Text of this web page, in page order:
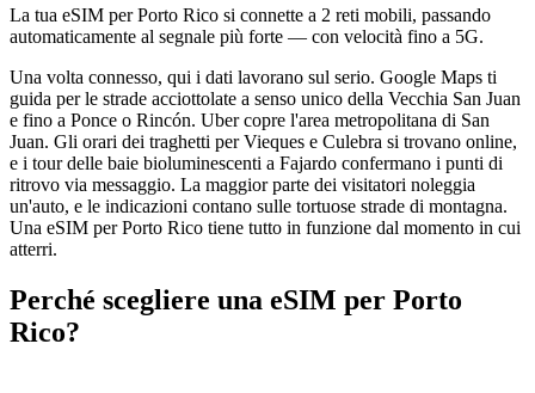
La tua eSIM per Porto Rico si connette a 2 reti mobili, passando
automaticamente al segnale più forte — con velocità fino a 5G.
Una volta connesso, qui i dati lavorano sul serio. Google Maps ti
guida per le strade acciottolate a senso unico della Vecchia San Juan
e fino a Ponce o Rincón. Uber copre l'area metropolitana di San
Juan. Gli orari dei traghetti per Vieques e Culebra si trovano online,
e i tour delle baie bioluminescenti a Fajardo confermano i punti di
ritrovo via messaggio. La maggior parte dei visitatori noleggia
un'auto, e le indicazioni contano sulle tortuose strade di montagna.
Una eSIM per Porto Rico tiene tutto in funzione dal momento in cui
atterri.
Perché scegliere una eSIM per Porto
Rico?